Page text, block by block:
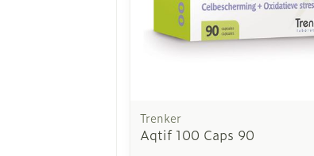
Trenker
Aqtif 100 Caps 90